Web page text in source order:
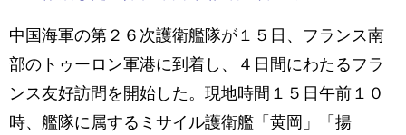
中国海軍の第２６次護衛艦隊が１５日、フランス南
部のトゥーロン軍港に到着し、４日間にわたるフラ
ンス友好訪問を開始した。現地時間１５日午前１０
時、艦隊に属するミサイル護衛艦「黄岡」「揚